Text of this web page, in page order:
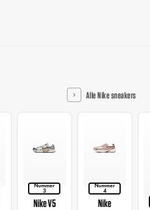
Alle Nike sneakers
Nummer
3
Nike V5
Nummer
4
Nike